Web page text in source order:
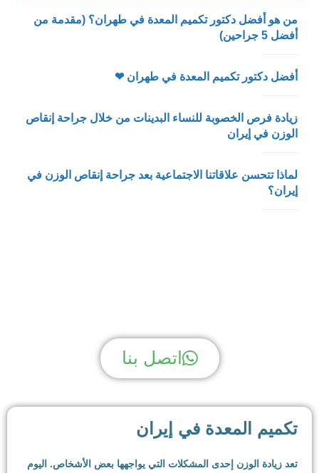
من هو أفضل دكتور تكميم المعدة في طهران؟ (مقدمة من
أفضل 5 جراحين)
أفضل دكتور تكميم المعدة في طهران ❤
زيادة فرص الخصوبة للنساء البدينات من خلال جراحة إنقاص
الوزن في إيران
لماذا تتحسن علاقاتنا الاجتماعية بعد جراحة إنقاص الوزن في
إيران؟
اتصل بنا
تكميم المعدة في إيران
تعد زيادة الوزن إحدى المشكلات التي يواجهها بعض الأشخاص. اليوم